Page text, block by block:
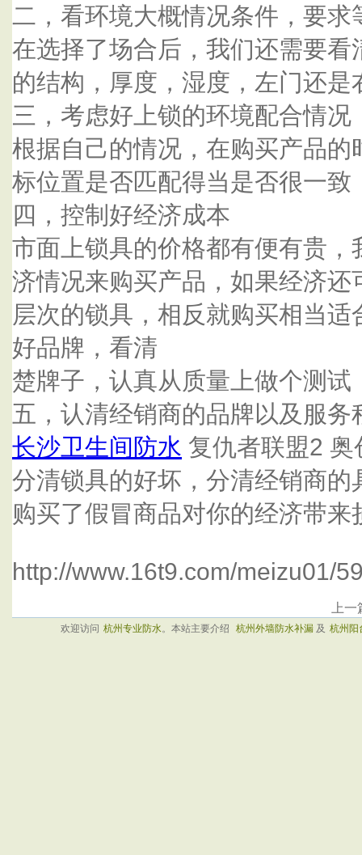
二，看环境大概情况条件，要求
在选择了场合后，我们还需要
的结构，厚度，湿度，左门还
三，考虑好上锁的环境配合情况
根据自己的情况，在购买产品
标位置是否匹配得当是否很一致
四，控制好经济成本
市面上锁具的价格都有便有贵
济情况来购买产品，如果经济
层次的锁具，相反就购买相当
好品牌，看清
楚牌子，认真从质量上做个测试
五，认清经销商的品牌以及服务
长沙卫生间防水 复仇者联盟2
分清锁具的好坏，分清经销商
购买了假冒商品对你的经济带来
http://www.16t9.com/meizu01/
上
欢迎访问 杭州专业防水。本站主要介绍 杭州外墙防水补漏及 杭州阳